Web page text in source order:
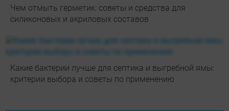
Чем отмыть герметик: советы и средства для
силиконовых и акриловых составов
Какие бактерии лучше для септика и выгребной ямы:
критерии выбора и советы по применению